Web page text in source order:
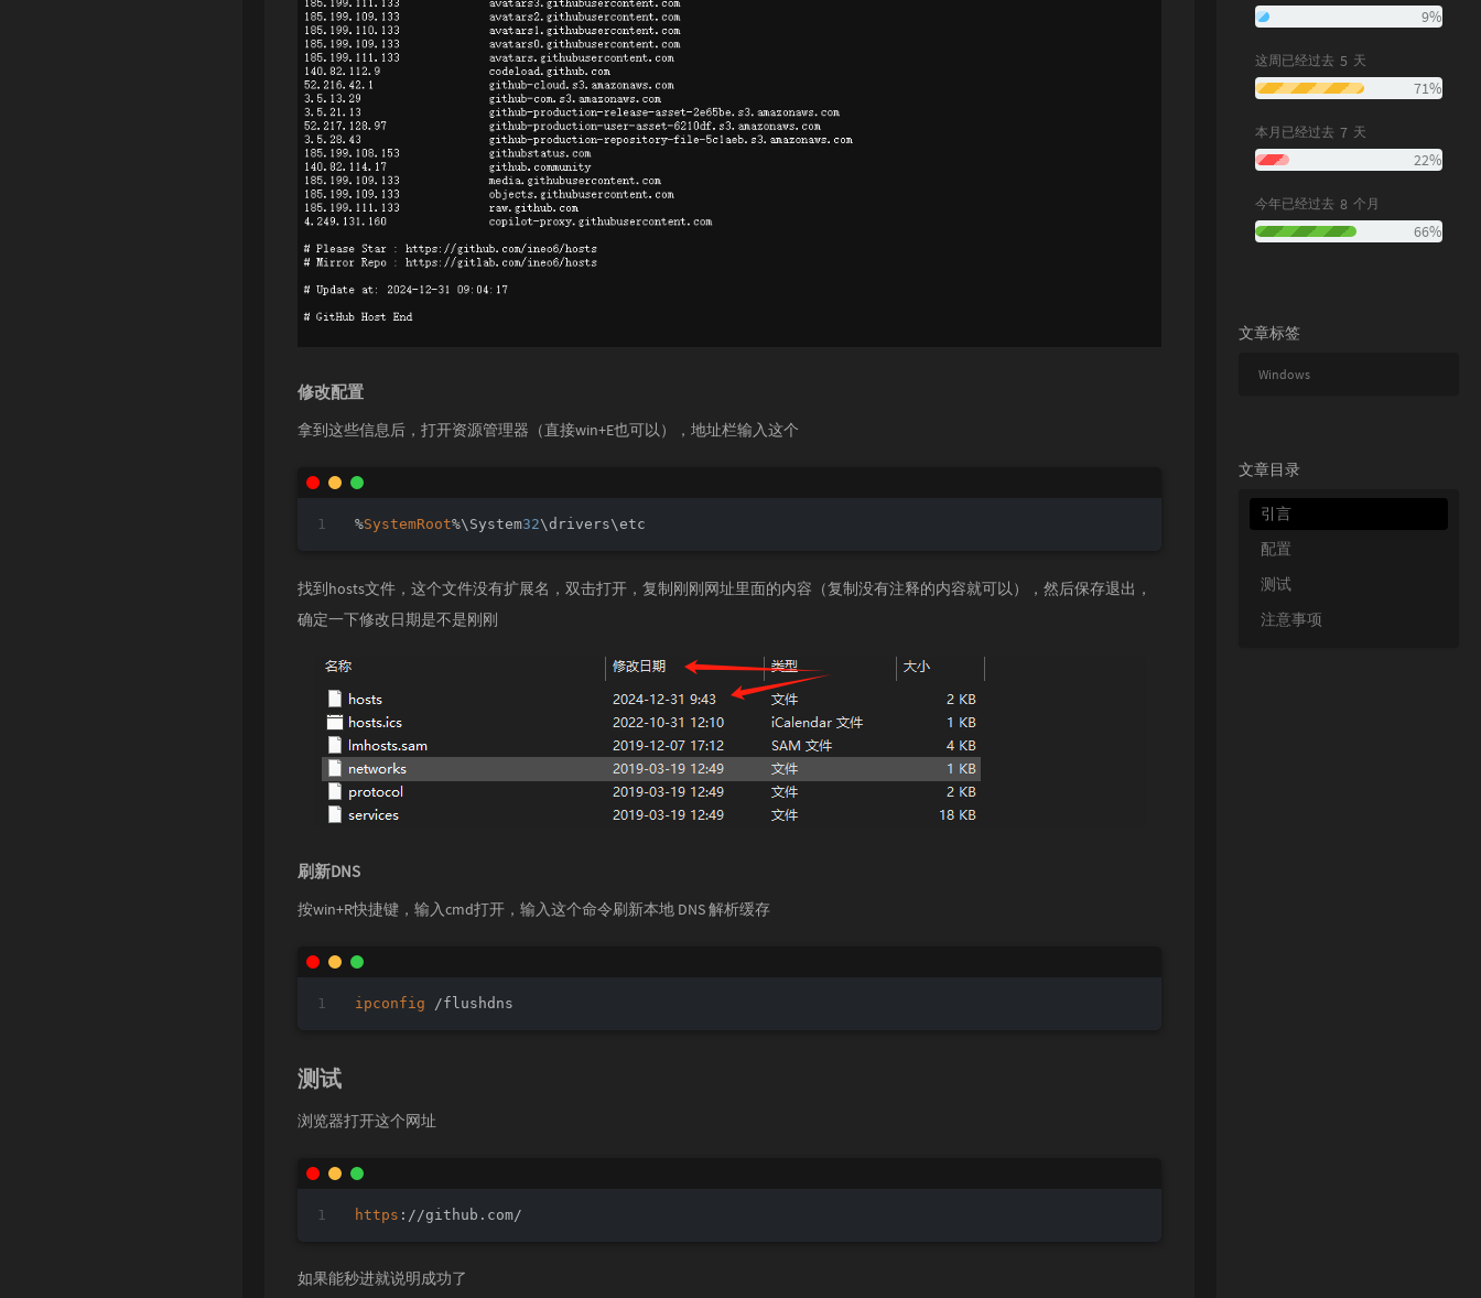
修改配置
拿到这些信息后，打开资源管理器（直接win+E也可以），地址栏输入这个
%SystemRoot%\System32\drivers\etc
找到hosts文件，这个文件没有扩展名，双击打开，复制刚刚网址里面的内容（复制没有注释的内容就可以），然后保存退出，
确定一下修改日期是不是刚刚
刷新DNS
按win+R快捷键，输入cmd打开，输入这个命令刷新本地 DNS 解析缓存
ipconfig /flushdns
测试
浏览器打开这个网址
https ://github.com/
如果能秒进就说明成功了
9%
这周已经过去 5 天
71%
本月已经过去 7 天
22%
今年已经过去 8 个月
66%
文章标签
Windows
文章目录
引言
配置
测试
注意事项